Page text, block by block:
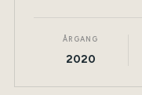
ÅRGANG
2020